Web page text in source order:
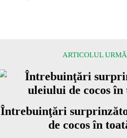
ARTICOLUL
Întrebuinţări
de cocos în